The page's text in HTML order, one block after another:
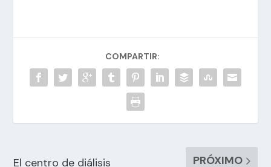
COMPARTIR:
El centro de diálisis
PRÓXIMO